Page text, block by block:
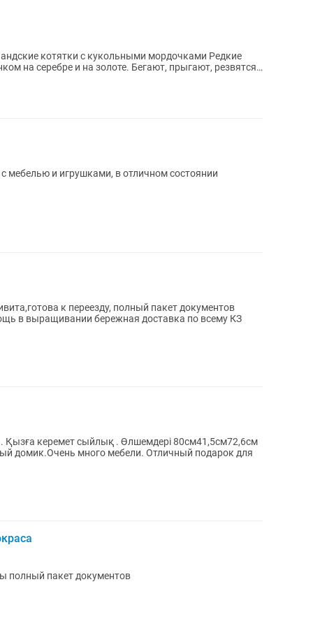
котятки c кукольными мордочками Редкие
на серебре и на золоте. Бeгaют, пpыгают, peзвятcя
мебелью и игрушками, в отличном состоянии
к переезду, полный пакет документов
в выращивании бережная доставка по всему КЗ
керемет сыйлық . Өлшемдері 80см41,5см72,6см
домик.Очень много мебели. Отличный подарок для
пакет документов